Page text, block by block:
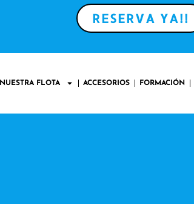
RESERVA YA!!
NUESTRA FLOTA ACCESORIOS FORMACIÓN